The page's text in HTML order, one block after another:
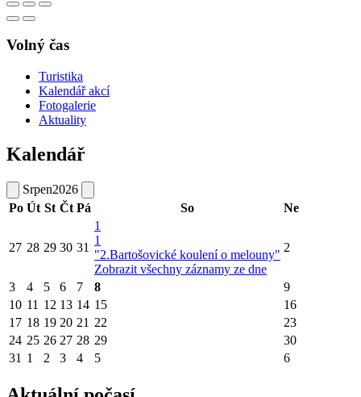
Volný čas
Turistika
Kalendář akcí
Fotogalerie
Aktuality
Kalendář
Srpen2026
Po Út St Čt Pá So Ne
27 28 29 30 31
1
1
"2.Bartošovické koulení o melouny"
Zobrazit všechny záznamy ze dne
2
3 4 5 6 7 8
9
10 11 12 13 14 15
16
17 18 19 20 21 22
23
24 25 26 27 28 29
30
31 1 2 3 4 5 6